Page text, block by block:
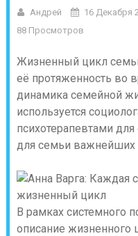
Андрей 16 Декабря
88 Просмотров
Жизненный цикл
её протяженность во
динамика семейной
используется
психотерапевтами
для семьи важнейших
В рамках системного
описание жизненного